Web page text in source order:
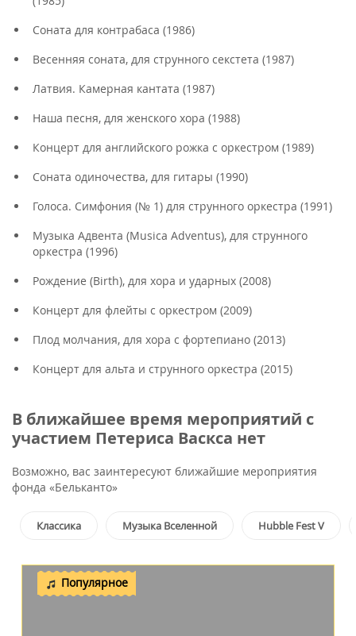
Соната для контрабаса (1986)
Весенняя соната, для струнного секстета (1987)
Латвия. Камерная кантата (1987)
Наша песня, для женского хора (1988)
Концерт для английского рожка с оркестром (1989)
Соната одиночества, для гитары (1990)
Голоса. Симфония (№ 1) для струнного оркестра (1991)
Музыка Адвента (Musica Adventus), для струнного
оркестра (1996)
Рождение (Birth), для хора и ударных (2008)
Концерт для флейты с оркестром (2009)
Плод молчания, для хора с фортепиано (2013)
Концерт для альта и струнного оркестра (2015)
В ближайшее время мероприятий с
участием Петериса Васкса нет
Возможно, вас заинтересуют ближайшие мероприятия
фонда «Бельканто»
Классика Музыка Вселенной Hubble Fest V
Популярное